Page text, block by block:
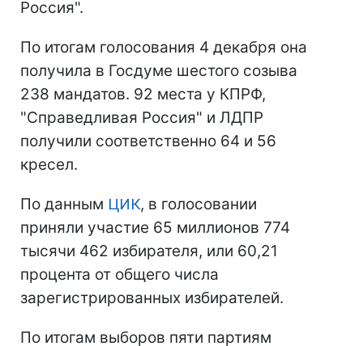
Россия".
По итогам голосования 4 декабря она
получила в Госдуме шестого созыва
238 мандатов. 92 места у КПРФ,
"Справедливая Россия" и ЛДПР
получили соответственно 64 и 56
кресел.
По данным ЦИК, в голосовании
приняли участие 65 миллионов 774
тысячи 462 избирателя, или 60,21
процента от общего числа
зарегистрированных избирателей.
По итогам выборов пяти партиям